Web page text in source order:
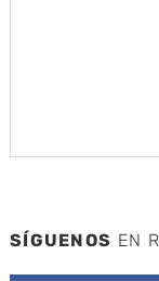
SÍGUENOS EN